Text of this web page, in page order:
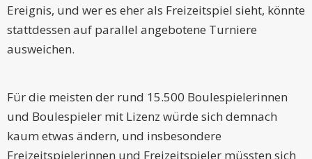
Ereignis, und wer es eher als Freizeitspiel sieht, könnte
stattdessen auf parallel angebotene Turniere
ausweichen.
Für die meisten der rund 15.500 Boulespielerinnen
und Boulespieler mit Lizenz würde sich demnach
kaum etwas ändern, und insbesondere
Freizeitspielerinnen und Freizeitspieler müssten sich